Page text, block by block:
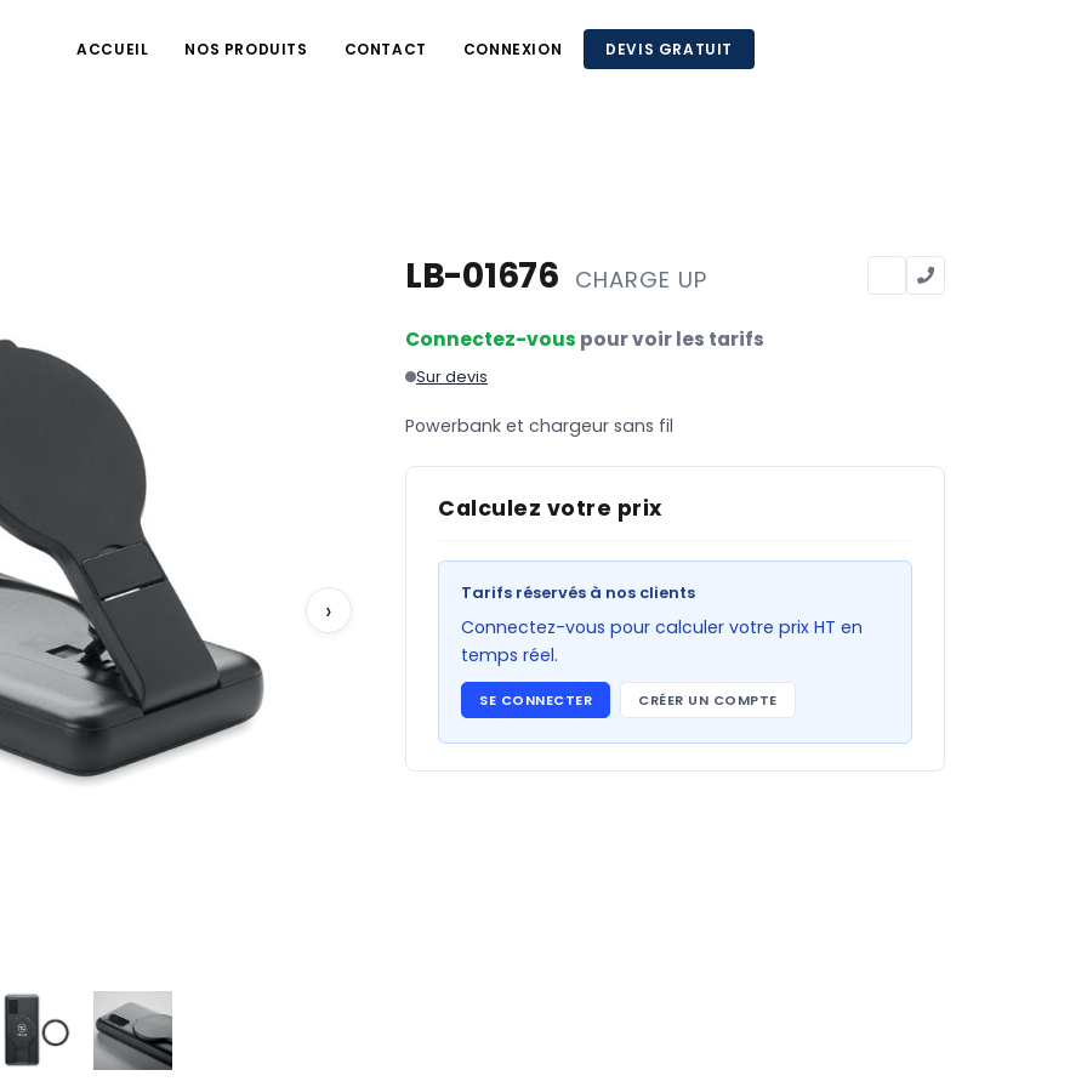
ACCUEIL NOS PRODUITS CONTACT CONNEXION DEVIS GRATUIT
›
LB-01676 CHARGE UP
Connectez-vous pour voir les tarifs
Sur devis
Powerbank et chargeur sans fil
Calculez votre prix
Tarifs réservés à nos clients
Connectez-vous pour calculer votre prix HT en
temps réel.
SE CONNECTER CRÉER UN COMPTE